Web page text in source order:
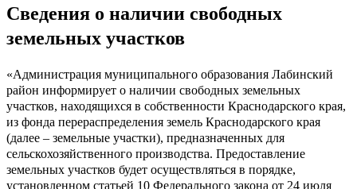
Сведения о наличии свободных
земельных участков
«Администрация муниципального образования Лабинский
район информирует о наличии свободных земельных
участков, находящихся в собственности Краснодарского края,
из фонда перераспределения земель Краснодарского края
(далее – земельные участки), предназначенных для
сельскохозяйственного производства. Предоставление
земельных участков будет осуществляться в порядке,
установленном статьей 10 Федерального закона от 24 июля